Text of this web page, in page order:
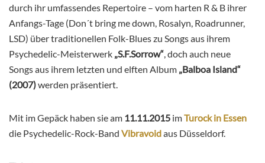
durch ihr umfassendes Repertoire – vom harten R & B ihrer
Anfangs-Tage (Don´t bring me down, Rosalyn, Roadrunner,
LSD) über traditionellen Folk-Blues zu Songs aus ihrem
Psychedelic-Meisterwerk „S.F.Sorrow“, doch auch neue
Songs aus ihrem letzten und elften Album „Balboa Island“
(2007)werden präsentiert.
Mit im Gepäck haben sie am 11.11.2015 imTurock in Essen
die Psychedelic-Rock-Band Vibravoidaus Düsseldorf.